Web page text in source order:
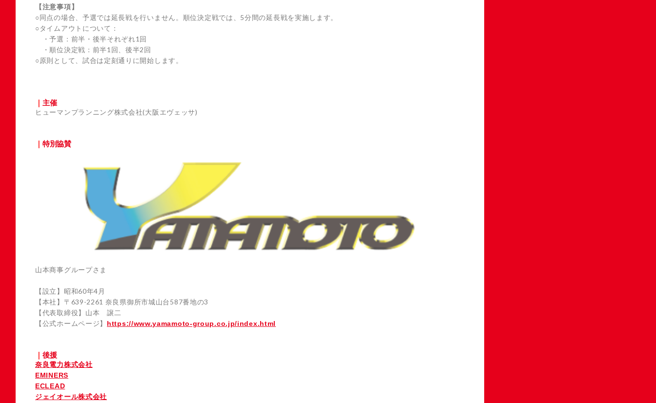
【注意事項】
○同点の場合、予選では延長戦を行いません。順位決定戦では、5分間の延長戦を実施します。
○タイムアウトについて：
・予選：前半・後半それぞれ1回
・順位決定戦：前半1回、後半2回
○原則として、試合は定刻通りに開始します。
主催
ヒューマンプランニング株式会社(大阪エヴェッサ)
特別協賛
山本商事グループさま
【設立】昭和60年4月
【本社】〒639-2261 奈良県御所市城山台587番地の3
【代表取締役】山本 譲二
【公式ホームページ】 https://www.yamamoto-group.co.jp/index.html
後援
奈良電力株式会社
EMINERS
ECLEAD
ジェイオール株式会社